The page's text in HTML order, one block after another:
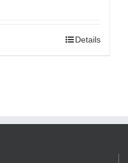
Details